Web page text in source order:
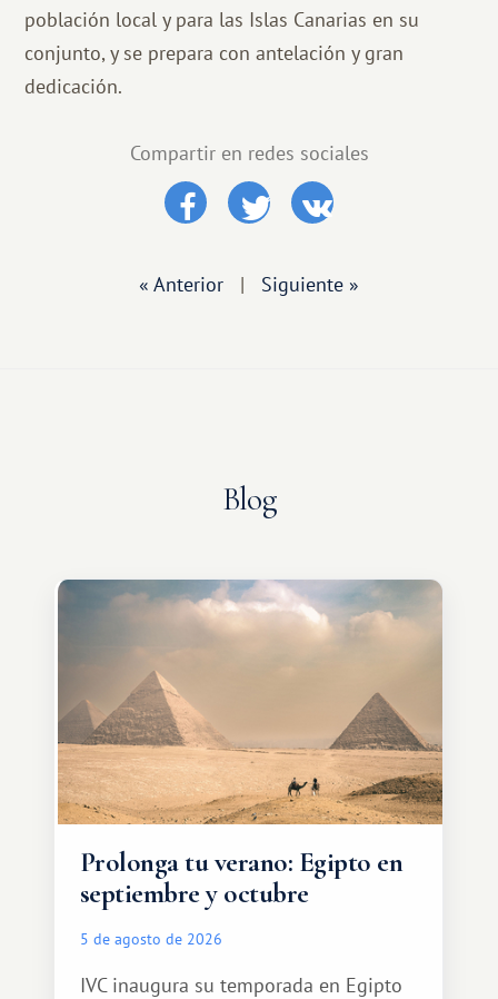
población local y para las Islas Canarias en su
conjunto, y se prepara con antelación y gran
dedicación.
Compartir en redes sociales
« Anterior | Siguiente »
Blog
Prolonga tu verano: Egipto en
septiembre y octubre
5 de agosto de 2026
IVC inaugura su temporada en Egipto